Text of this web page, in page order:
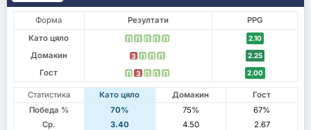
Форма Резултати
PPG
Като цяло
П П П П П 2.10
Домакин З П П П 2.25
Гост П З П П П 2.00
Статистика Като цяло Домакин
Гост
Победа %
70% 75%
67%
Ср.
3.40 4.50
2.67